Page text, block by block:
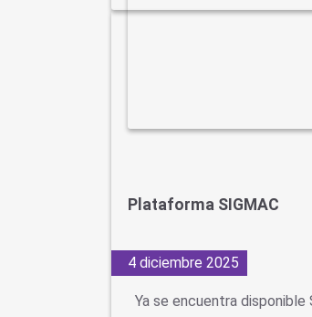
Plataforma SIGMAC
4 diciembre 2025
Ya se encuentra